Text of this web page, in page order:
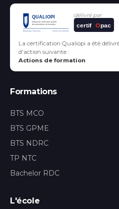
délivré par
certif Opac
La certification Qualiopi a été
d'action suivante :
Actions de formation
Formations
BTS MCO
BTS GPME
BTS NDRC
TP NTC
Bachelor RDC
L'école